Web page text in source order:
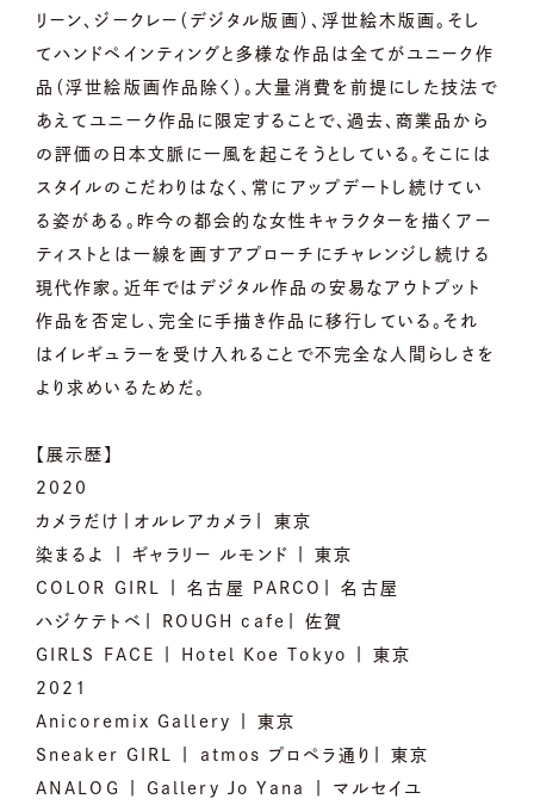
リーン、ジークレー（デジタル版画）、浮世絵木版画。そし
てハンドペインティングと多様な作品は全てがユニーク作
品（浮世絵版画作品除く）。大量消費を前提にした技法で
あえてユニーク作品に限定することで、過去、商業品から
の評価の日本文脈に一風を起こそうとしている。そこには
スタイルのこだわりはなく、常にアップデートし続けてい
る姿がある。昨今の都会的な女性キャラクターを描くアー
ティストとは一線を画すアプローチにチャレンジし続ける
現代作家。近年ではデジタル作品の安易なアウトプット
作品を否定し、完全に手描き作品に移行している。それ
はイレギュラーを受け入れることで不完全な人間らしさを
より求めいるためだ。
【展示歴】
2020
カメラだけ|オルレアカメラ| 東京
染まるよ | ギャラリー ルモンド | 東京
COLOR GIRL | 名古屋 PARCO| 名古屋
ハジケテトベ| ROUGH cafe| 佐賀
GIRLS FACE | Hotel Koe Tokyo | 東京
2021
Anicoremix Gallery | 東京
Sneaker GIRL | atmos プロペラ通り| 東京
ANALOG | Gallery Jo Yana | マルセイユ